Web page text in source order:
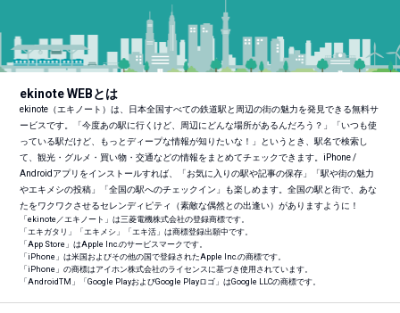
ekinote WEBとは
ekinote（エキノート）は、日本全国すべての鉄道駅と周辺の街の魅力を発見できる無料サ
ービスです。「今度あの駅に行くけど、周辺にどんな場所があるんだろう？」「いつも使
っている駅だけど、もっとディープな情報が知りたいな！」というとき、駅名で検索し
て、観光・グルメ・買い物・交通などの情報をまとめてチェックできます。iPhone /
Androidアプリをインストールすれば、「お気に入りの駅や記事の保存」「駅や街の魅力
やエキメシの投稿」「全国の駅へのチェックイン」も楽しめます。全国の駅と街で、あな
たをワクワクさせるセレンディピティ（素敵な偶然との出逢い）がありますように！
「ekinote／エキノート」は三菱電機株式会社の登録商標です。
「エキガタリ」「エキメシ」「エキ活」は商標登録出願中です。
「App Store」はApple Inc.のサービスマークです。
「iPhone」は米国およびその他の国で登録されたApple Inc.の商標です。
「iPhone」の商標はアイホン株式会社のライセンスに基づき使用されています。
「AndroidTM 」「Google PlayおよびGoogle Playロゴ」はGoogle LLCの商標です。